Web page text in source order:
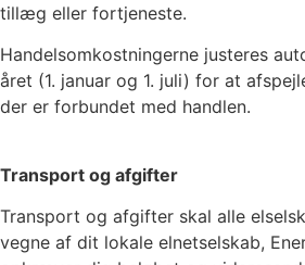
tillæg eller fortjeneste.
Handelsomkostningerne justeres
året (1. januar og 1. juli) for at
der er forbundet med handlen.
Transport og afgifter
Transport og afgifter skal alle
vegne af dit lokale elnetselskab,